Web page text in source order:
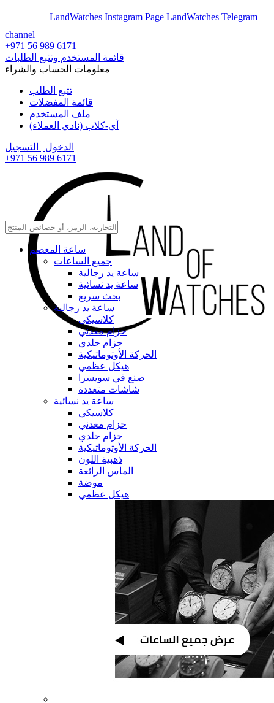
LandWatches Instagram Page LandWatches Telegram
channel
+971 56 989 6171
قائمة المستخدم وتتبع الطلبات
معلومات الحساب والشراء
تتبع الطلب
قائمة المفضلات
ملف المستخدم
آي-كلاب (نادي العملاء)
الدخول | التسجيل
+971 56 989 6171
ساعة المعصم
جميع الساعات
ساعة يد رجالية
ساعة يد نسائية
بحث سريع
ساعة يد رجالية
كلاسيكي
حزام معدني
حزام جلدي
الحركة الأوتوماتيكية
هيكل عظمي
صنع في سويسرا
شاشات متعددة
ساعة يد نسائية
كلاسيكي
حزام معدني
حزام جلدي
الحركة الأوتوماتيكية
ذهبية اللون
الماس الرائعة
موضة
هيكل عظمي